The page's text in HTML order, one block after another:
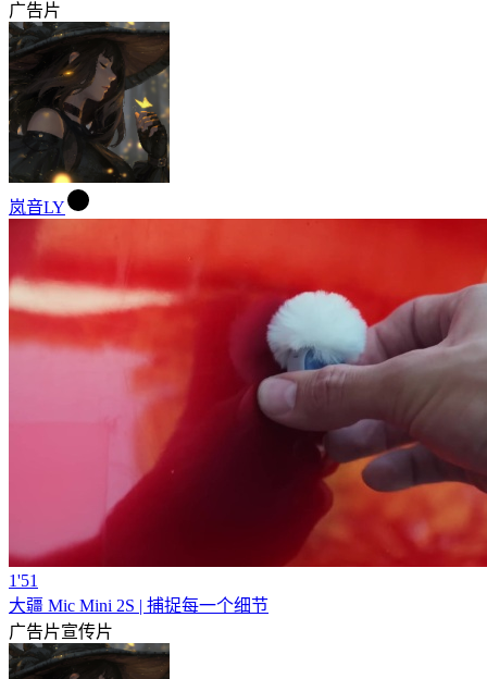
广告片
岚音LY
1'51
大疆 Mic Mini 2S | 捕捉每一个细节
广告片宣传片